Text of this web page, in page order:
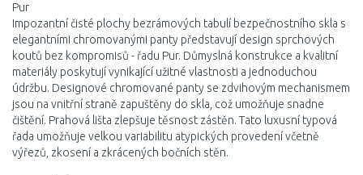
Pur
Impozantní čisté plochy bezrámových tabulí bezpečnostního skla s
elegantními chromovanými panty představují design sprchových
koutů bez kompromisů - řadu Pur. Důmyslná konstrukce a kvalitní
materiály poskytují vynikající užitné vlastnosti a jednoduchou
údržbu. Designové chromované panty se zdvihovým mechanismem
jsou na vnitřní straně zapuštěny do skla, což umožňuje snadne
čištění. Prahová lišta zlepšuje těsnost zástěn. Tato luxusní typová
řada umožňuje velkou variabilitu atypických provedení včetně
výřezů, zkosení a zkrácených bočních stěn.